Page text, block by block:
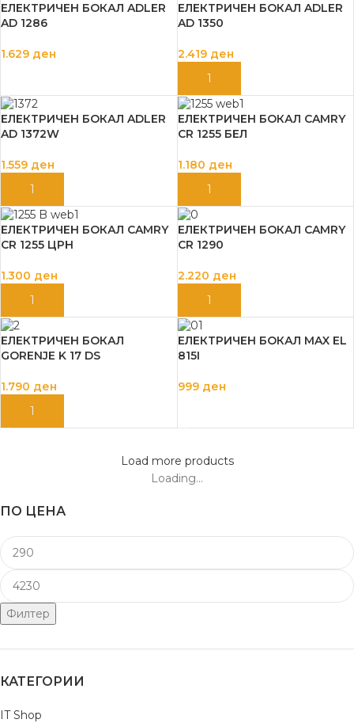
ПО ЦЕНА
Филтер
КАТЕГОРИИ
IT Shop
ЕЛЕКТРИЧЕН БОКАЛ ADLER
AD 1286
1.629 ден
ЕЛЕКТРИЧЕН БОКАЛ ADLER
AD 1350
2.419 ден
ДОДАЈ ВО КОШНИЦА
ЕЛЕКТРИЧЕН БОКАЛ ADLER
AD 1372W
1.559 ден
ДОДАЈ ВО КОШНИЦА
ЕЛЕКТРИЧЕН БОКАЛ CAMRY
CR 1255 БЕЛ
1.180 ден
ДОДАЈ ВО КОШНИЦА
ЕЛЕКТРИЧЕН БОКАЛ CAMRY
CR 1255 ЦРН
1.300 ден
ДОДАЈ ВО КОШНИЦА
ЕЛЕКТРИЧЕН БОКАЛ CAMRY
CR 1290
2.220 ден
ДОДАЈ ВО КОШНИЦА
ЕЛЕКТРИЧЕН БОКАЛ
GORENJE K 17 DS
1.790 ден
ДОДАЈ ВО КОШНИЦА
ЕЛЕКТРИЧЕН БОКАЛ MAX EL
815I
999 ден
Load more products
Loading...